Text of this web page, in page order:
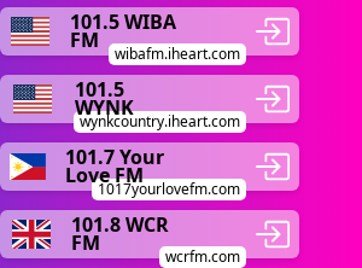
101.5 WIBA
FM
wibafm.iheart.com
101.5
WYNK
wynkcountry.iheart.com
101.7 Your
Love FM
1017yourlovefm.com
101.8 WCR
FM
wcrfm.com